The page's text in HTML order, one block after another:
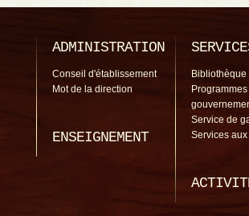
ADMINISTRATION
Conseil d'établissement
Mot de la direction
ENSEIGNEMENT
Bibliothèque
Programmes
Service de
Services